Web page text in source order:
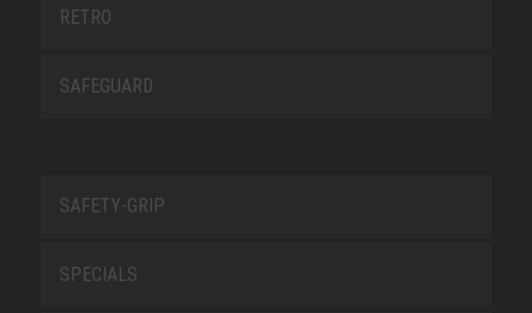
RETRO
SAFEGUARD
SAFETY-GRIP
SPECIALS